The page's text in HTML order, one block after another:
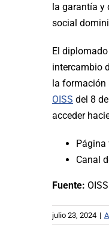
la garantía y
social
El
intercambio
la formación
OISS del 8
acceder
Página
Canal
Fuente: OISS
julio 23, 2024 |